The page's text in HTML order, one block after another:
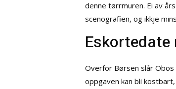
denne tørrmuren. Ei av
scenografien, og ikkje
Overfor Børsen slår
oppgaven kan bli